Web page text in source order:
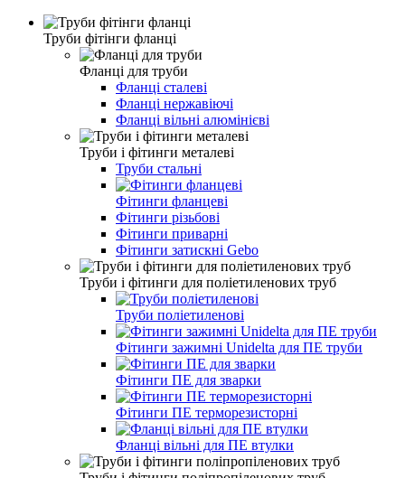
Труби фітінги фланці
Фланці для труби
Фланці сталеві
Фланці нержавіючі
Фланці вільні алюмінієві
Труби і фітинги металеві
Труби стальні
Фітинги фланцеві
Фітинги різьбові
Фітинги приварні
Фітинги затискні Gebo
Труби і фітинги для поліетиленових труб
Труби поліетиленові
Фітинги зажимні Unidelta для ПЕ труби
Фітинги ПЕ для зварки
Фітинги ПЕ терморезисторні
Фланці вільні для ПЕ втулки